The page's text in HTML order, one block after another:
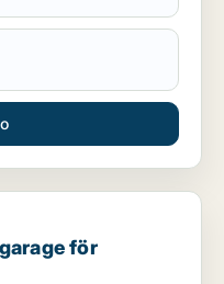
uthyrning i Luleå
för